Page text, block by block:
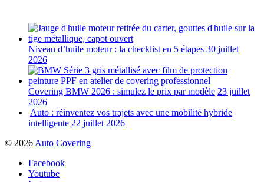
Niveau d’huile moteur : la checklist en 5 étapes 30 juillet
2026
Covering BMW 2026 : simulez le prix par modèle 23 juillet
2026
Auto : réinventez vos trajets avec une mobilité hybride
intelligente 22 juillet 2026
© 2026 Auto Covering
Facebook
Youtube